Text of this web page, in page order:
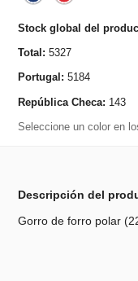
Stock global del
Total: 5327
Portugal: 5184
República Checa: 143
Seleccione un color en
Descripción del
Gorro de forro polar